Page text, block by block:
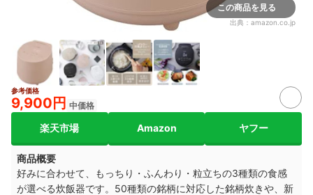
この商品を見る
出典： amazon.co.jp
参考価格
9,900円 中価格
楽天市場 Amazon ヤフー
商品概要
好みに合わせて、もっちり・ふんわり・粒立ちの3種類の食感
が選べる炊飯器です。50種類の銘柄に対応した銘柄炊きや、新